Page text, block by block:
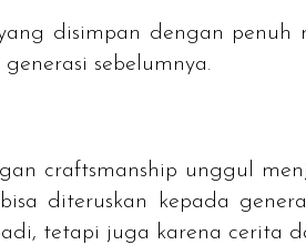
disimpan dengan
sebelumnya.
craftsmanship unggul
diteruskan kepada
tetapi juga karena cerita